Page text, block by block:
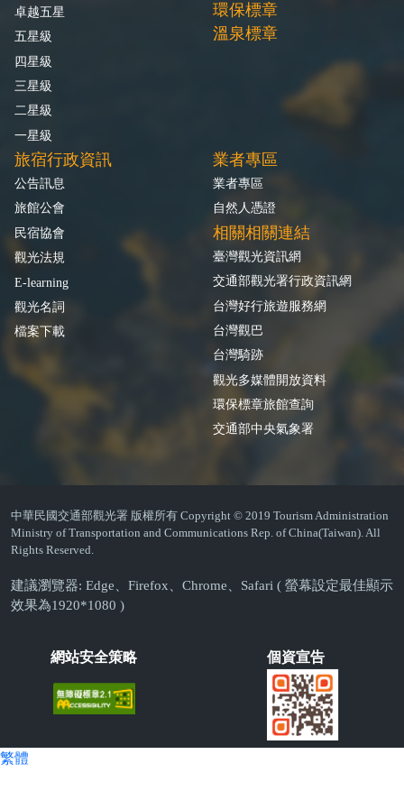
卓越五星
五星級
四星級
三星級
二星級
一星級
環保標章
溫泉標章
旅宿行政資訊
公告訊息
旅館公會
民宿協會
觀光法規
E-learning
觀光名詞
檔案下載
業者專區
業者專區
自然人憑證
相關相關連結
臺灣觀光資訊網
交通部觀光署行政資訊網
台灣好行旅遊服務網
台灣觀巴
台灣騎跡
觀光多媒體開放資料
環保標章旅館查詢
交通部中央氣象署
中華民國交通部觀光署 版權所有 Copyright © 2019 Tourism Administration
Ministry of Transportation and Communications Rep. of China(Taiwan). All
Rights Reserved.
建議瀏覽器: Edge、Firefox、Chrome、Safari ( 螢幕設定最佳顯示
效果為1920*1080 )
網站安全策略 個資宣告
繁體